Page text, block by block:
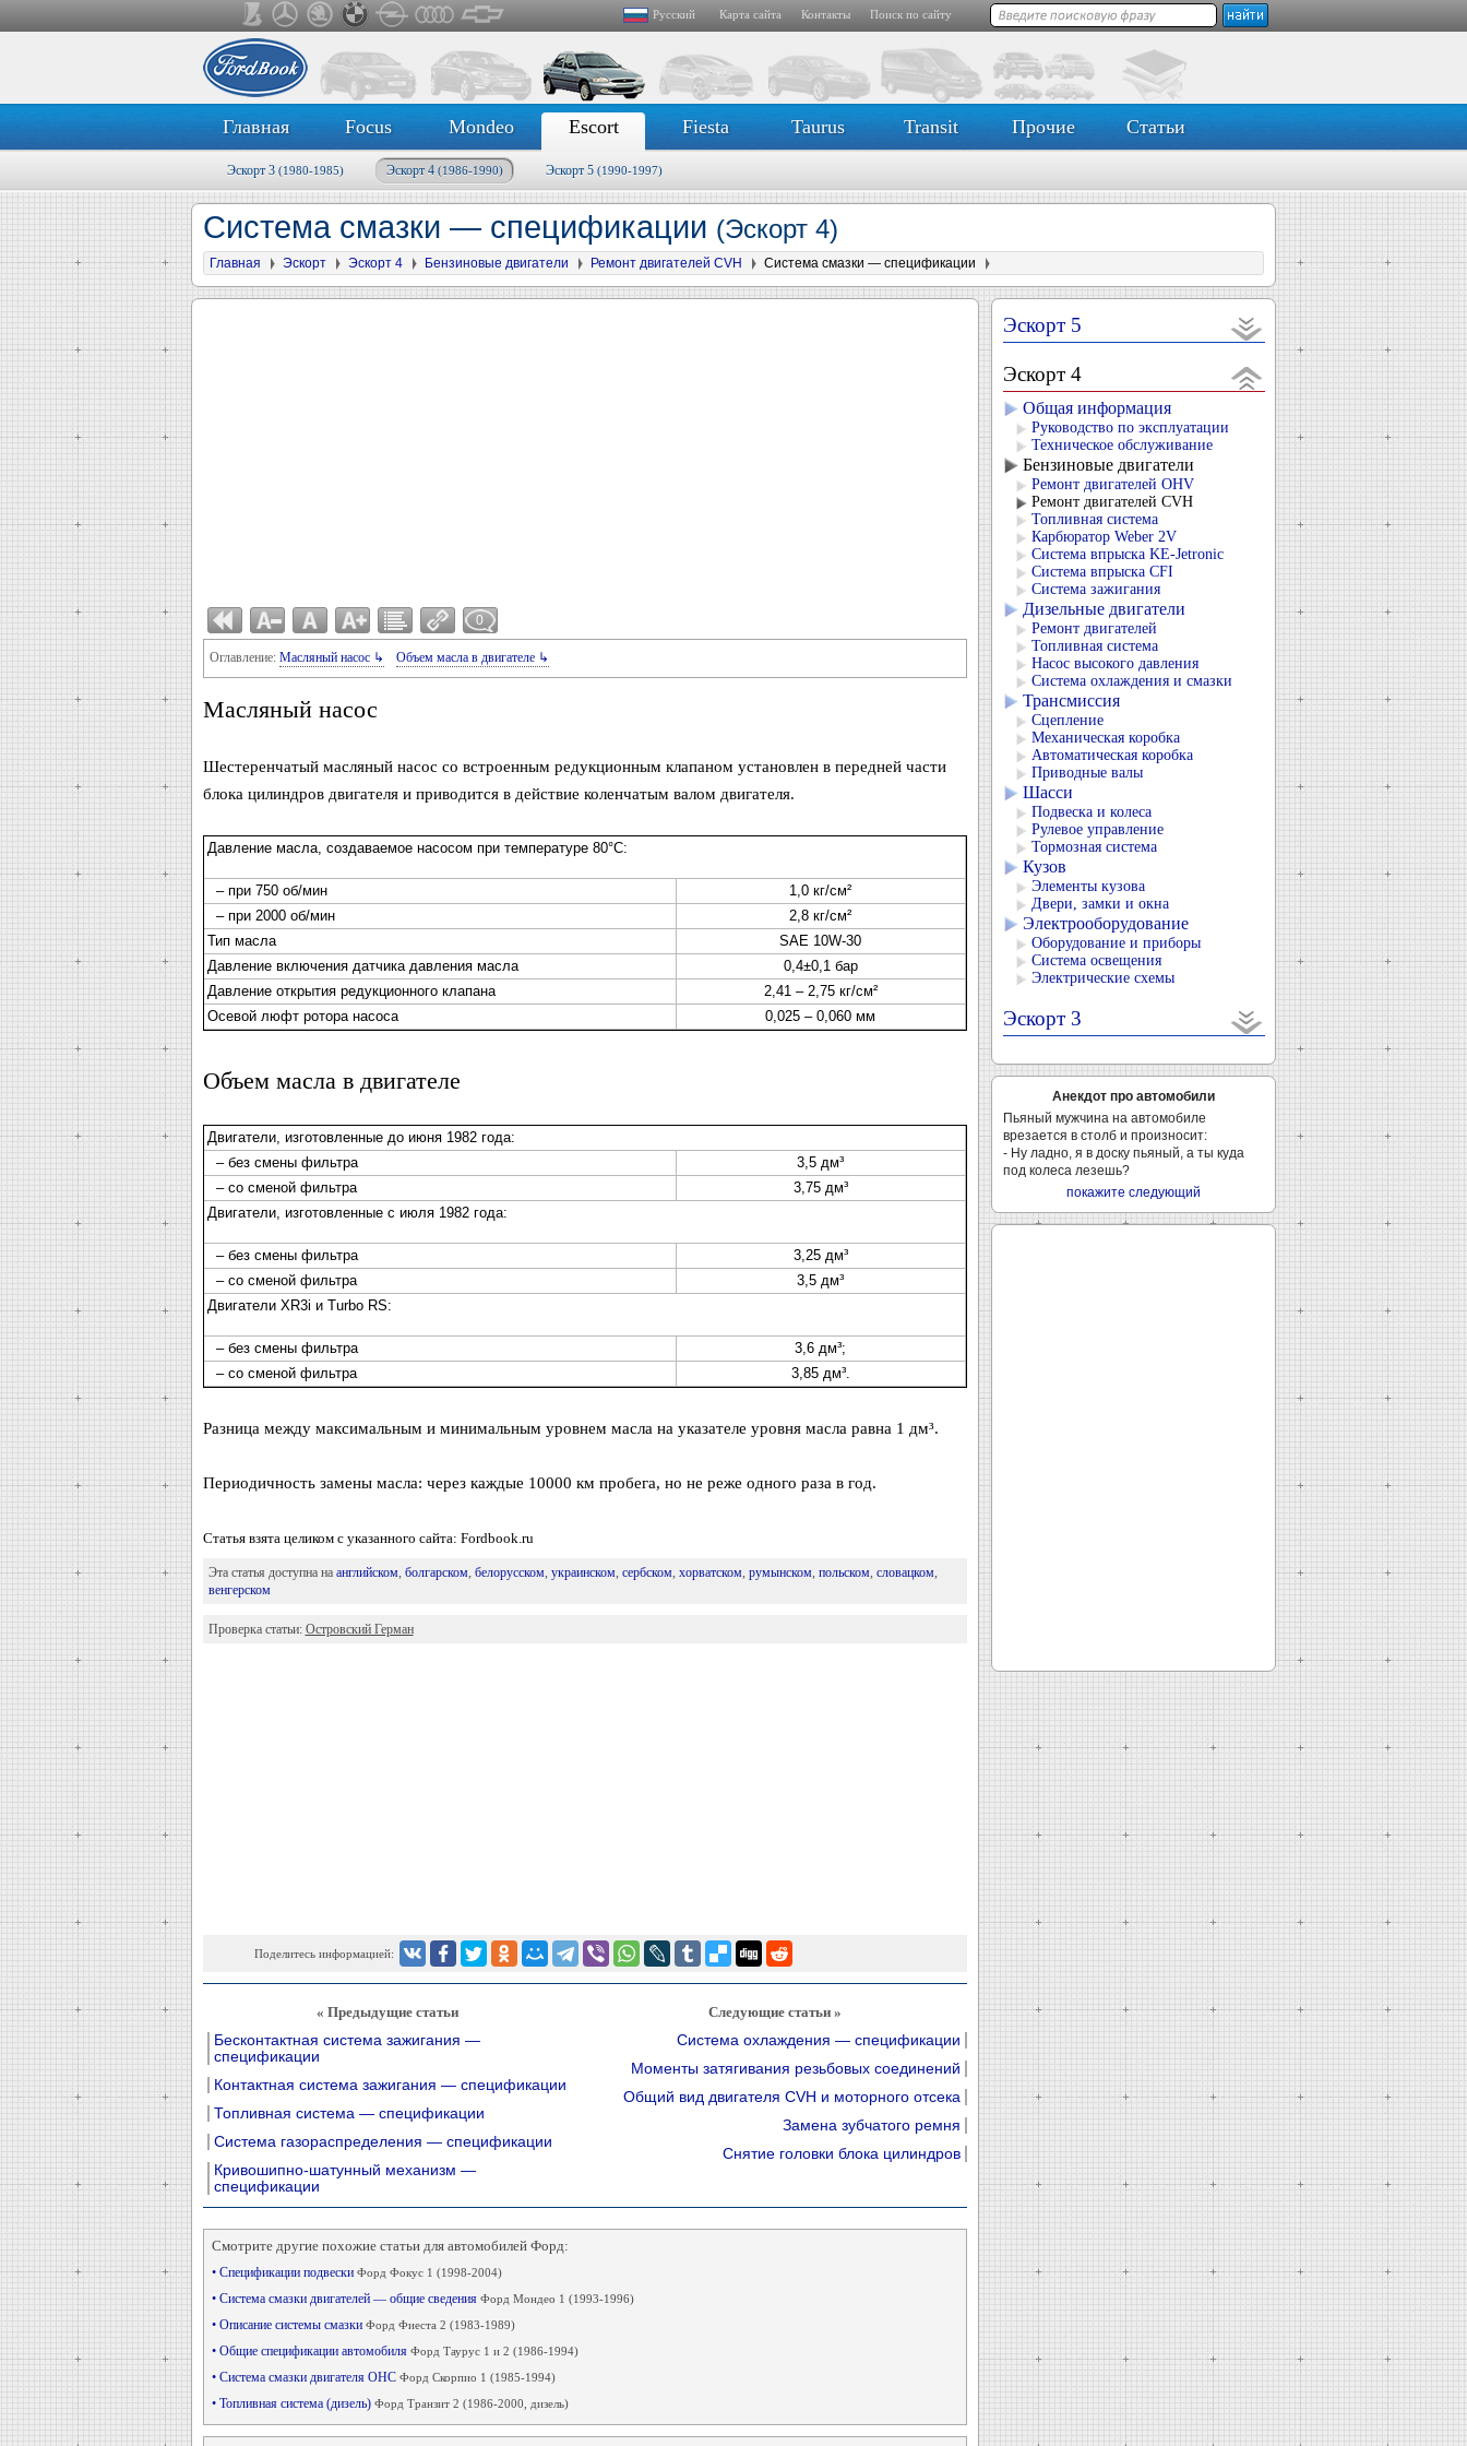
Русский Карта сайта Контакты Поиск по сайту
Главная Focus Mondeo Escort Fiesta Taurus Transit Прочие Статьи
Эскорт 3 (1980-1985) Эскорт 4 (1986-1990) Эскорт 5 (1990-1997)
Система смазки — спецификации (Эскорт 4)
Главная Эскорт Эскорт 4 Бензиновые двигатели Ремонт двигателей CVH Система смазки — спецификации
0
Оглавление: Масляный насос ↳ Объем масла в двигателе ↳
Масляный насос
Шестеренчатый масляный насос со встроенным редукционным клапаном установлен в передней части
блока цилиндров двигателя и приводится в действие коленчатым валом двигателя.
Давление масла, создаваемое насосом при температуре 80°C:
– при 750 об/мин
1,0 кг/см²
– при 2000 об/мин
2,8 кг/см²
Тип масла
SAE 10W-30
Давление включения датчика давления масла
0,4±0,1 бар
Давление открытия редукционного клапана
2,41 – 2,75 кг/см²
Осевой люфт ротора насоса
0,025 – 0,060 мм
Объем масла в двигателе
Двигатели, изготовленные до июня 1982 года:
– без смены фильтра
3,5 дм³
– со сменой фильтра
3,75 дм³
Двигатели, изготовленные с июля 1982 года:
– без смены фильтра
3,25 дм³
– со сменой фильтра
3,5 дм³
Двигатели XR3i и Turbo RS:
– без смены фильтра
3,6 дм³;
– со сменой фильтра
3,85 дм³.
Разница между максимальным и минимальным уровнем масла на указателе уровня масла равна 1 дм³.
Периодичность замены масла: через каждые 10000 км пробега, но не реже одного раза в год.
Статья взята целиком с указанного сайта: Fordbook.ru
Эта статья доступна на английском, болгарском, белорусском, украинском, сербском, хорватском, румынском, польском, словацком,
венгерском
Проверка статьи: Островский Герман
Поделитесь информацией:
« Предыдущие статьи
Бесконтактная система зажигания —
спецификации
Контактная система зажигания — спецификации
Топливная система — спецификации
Система газораспределения — спецификации
Кривошипно-шатунный механизм —
спецификации
Следующие статьи »
Система охлаждения — спецификации
Моменты затягивания резьбовых соединений
Общий вид двигателя CVH и моторного отсека
Замена зубчатого ремня
Снятие головки блока цилиндров
Смотрите другие похожие статьи для автомобилей Форд:
• Спецификации подвески Форд Фокус 1 (1998-2004)
• Система смазки двигателей — общие сведения Форд Мондео 1 (1993-1996)
• Описание системы смазки Форд Фиеста 2 (1983-1989)
• Общие спецификации автомобиля Форд Таурус 1 и 2 (1986-1994)
• Система смазки двигателя OHC Форд Скорпио 1 (1985-1994)
• Топливная система (дизель) Форд Транзит 2 (1986-2000, дизель)
Эскорт 5
Эскорт 4
Общая информация
Руководство по эксплуатации
Техническое обслуживание
Бензиновые двигатели
Ремонт двигателей OHV
Ремонт двигателей CVH
Топливная система
Карбюратор Weber 2V
Система впрыска KЕ-Jetronic
Система впрыска CFI
Система зажигания
Дизельные двигатели
Ремонт двигателей
Топливная система
Насос высокого давления
Система охлаждения и смазки
Трансмиссия
Сцепление
Механическая коробка
Автоматическая коробка
Приводные валы
Шасси
Подвеска и колеса
Рулевое управление
Тормозная система
Кузов
Элементы кузова
Двери, замки и окна
Электрооборудование
Оборудование и приборы
Система освещения
Электрические схемы
Эскорт 3
Анекдот про автомобили
Пьяный мужчина на автомобиле
врезается в столб и произносит:
- Ну ладно, я в доску пьяный, а ты куда
под колеса лезешь?
покажите следующий